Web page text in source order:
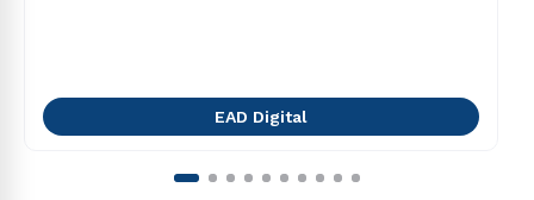
EAD Digital